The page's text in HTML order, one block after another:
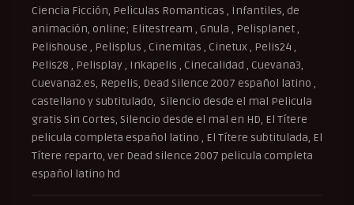
Ciencia Ficción, Peliculas Romanticas , Infantiles, de
animación, online; Elitestream , Gnula , Pelisplanet ,
Pelishouse , Pelisplus , Cinemitas , Cinetux , Pelis24 ,
Pelis28 , Pelisplay , Inkapelis , Cinecalidad , Cuevana3,
Cuevana2.es, Repelis, Dead Silence 2007 español latino ,
castellano y subtitulado, Silencio desde el mal Pelicula
gratis Sin Cortes, Silencio desde el mal en HD, El Títere
pelicula completa español latino , El Títere subtitulada, El
Títere reparto, ver Dead silence 2007 pelicula completa
español latino hd